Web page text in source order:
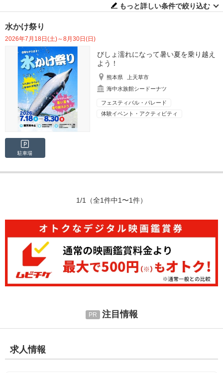
もっと詳しい条件で絞り込む
水かけ祭り
2026年7月18日(土)～8月30日(日)
びしょ濡れになって暑い夏を乗り越え
よう！
熊本県
上天草市
海中水族館シードーナツ
フェスティバル・パレード
体験イベント・アクティビティ
駐車場
1/1 （全1件中1〜1件）
注目情報
求人情報